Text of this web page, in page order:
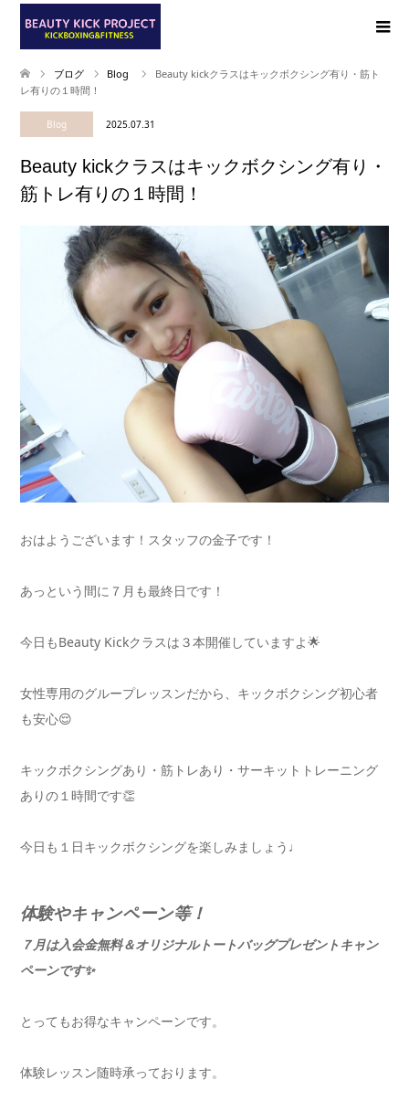
ブログ Blog
Beauty kickクラスはキックボクシング有り・筋ト
レ有りの１時間！
Blog 2025.07.31
Beauty kickクラスはキックボクシング有り・
筋トレ有りの１時間！
おはようございます！スタッフの金子です！
あっという間に７月も最終日です！
今日もBeauty Kickクラスは３本開催していますよ🌟
女性専用のグループレッスンだから、キックボクシング初心者
も安心😌
キックボクシングあり・筋トレあり・サーキットトレーニング
ありの１時間です👏
今日も１日キックボクシングを楽しみましょう♩
体験やキャンペーン等！
７月は入会金無料＆オリジナルトートバッグプレゼントキャン
ペーンです✨
とってもお得なキャンペーンです。
体験レッスン随時承っております。